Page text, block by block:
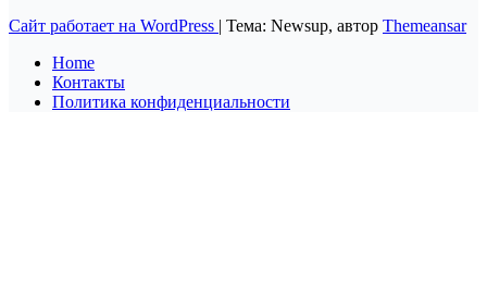
Сайт работает на WordPress | Тема: Newsup, автор Themeansar
Home
Контакты
Политика конфиденциальности